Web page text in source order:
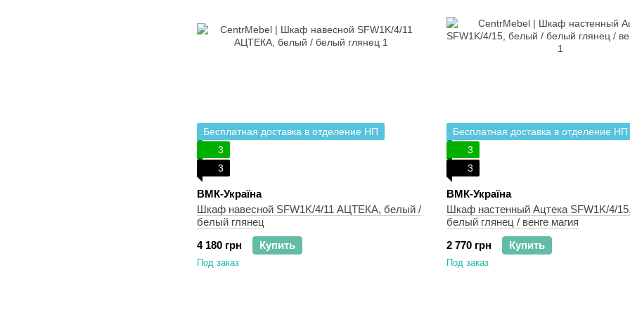
Бесплатная доставка в отделение НП
3
3
ВМК-Україна
Шкаф навесной SFW1K/4/11 АЦТЕКА, белый /
белый глянец
4 180 грн
Купить
Под заказ
Бесплатная доставка в отделение НП
3
3
ВМК-Україна
Шкаф настенный Ацтека SFW1K/4/
белый глянец / венге магия
2 770 грн
Купить
Под заказ